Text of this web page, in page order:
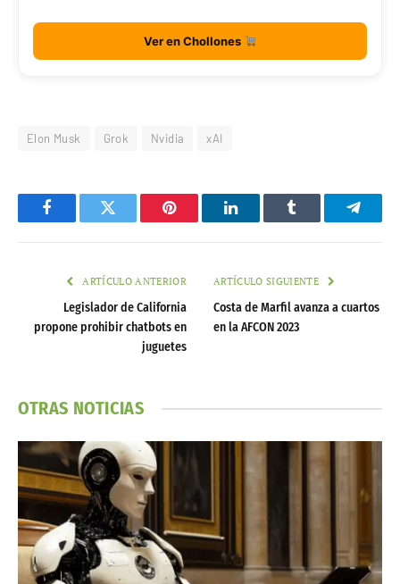
Ver en Chollones
Elon Musk Grok Nvidia xAI
FacebookTwitter Pinterest LinkedInTumblr
ARTÍCULO ANTERIOR
Legislador de California
propone prohibir chatbots en
juguetes
ARTÍCULO SIGUIENTE
Costa de Marfil avanza a cuartos
en la AFCON 2023
OTRAS NOTICIAS